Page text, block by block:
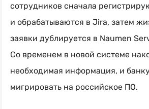
сотрудников сначала
и обрабатываются в Jira, затем
заявки дублируется в Naumen
Со временем в новой системе
необходимая информация, и
мигрировать на российское ПО.